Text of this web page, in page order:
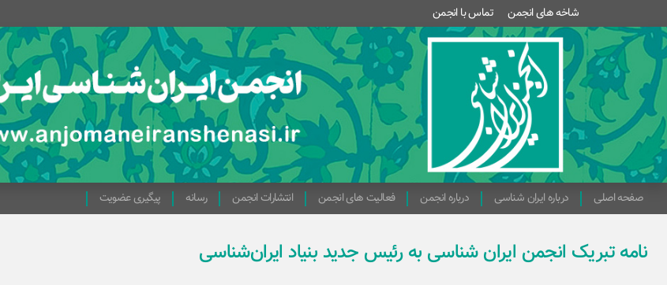
شاخه های انجمن تماس با انجمن
صفحه اصلی درباره ایران شناسی درباره انجمن فعالیت های انجمن انتشارات انجمن رسانه پیگیری عضویت
نامه تبریک انجمن ایران شناسی به رئیس جدید بنیاد ایران‌شناسی